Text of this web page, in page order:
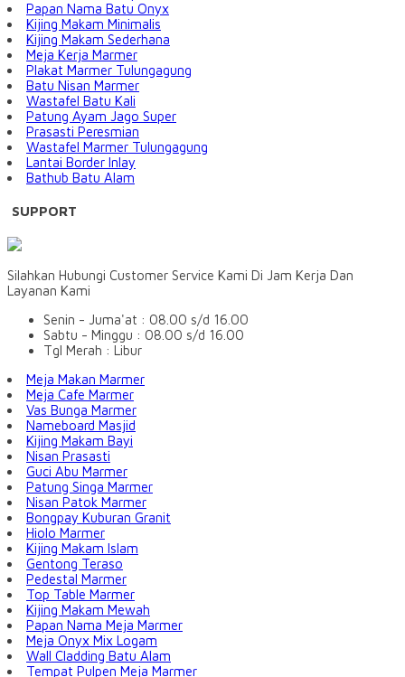
Papan Nama Batu Onyx
Kijing Makam Minimalis
Kijing Makam Sederhana
Meja Kerja Marmer
Plakat Marmer Tulungagung
Batu Nisan Marmer
Wastafel Batu Kali
Patung Ayam Jago Super
Prasasti Peresmian
Wastafel Marmer Tulungagung
Lantai Border Inlay
Bathub Batu Alam
SUPPORT
Silahkan Hubungi Customer Service Kami Di Jam Kerja Dan
Layanan Kami
Senin - Juma'at : 08.00 s/d 16.00
Sabtu - Minggu : 08.00 s/d 16.00
Tgl Merah : Libur
Meja Makan Marmer
Meja Cafe Marmer
Vas Bunga Marmer
Nameboard Masjid
Kijing Makam Bayi
Nisan Prasasti
Guci Abu Marmer
Patung Singa Marmer
Nisan Patok Marmer
Bongpay Kuburan Granit
Hiolo Marmer
Kijing Makam Islam
Gentong Teraso
Pedestal Marmer
Top Table Marmer
Kijing Makam Mewah
Papan Nama Meja Marmer
Meja Onyx Mix Logam
Wall Cladding Batu Alam
Tempat Pulpen Meja Marmer